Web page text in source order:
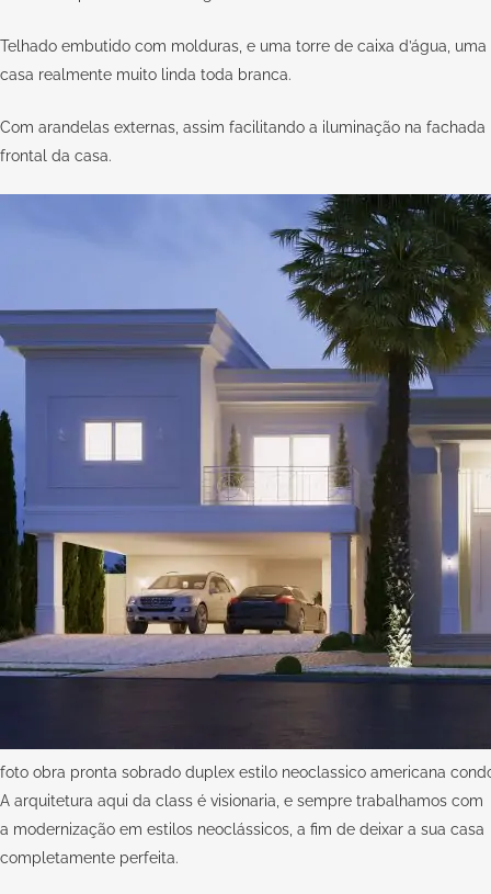
Telhado embutido com molduras, e uma torre de caixa d’água, uma
casa realmente muito linda toda branca.
Com arandelas externas, assim facilitando a iluminação na fachada
frontal da casa.
foto obra pronta sobrado duplex estilo neoclassico americana
A arquitetura aqui da class é visionaria, e sempre trabalhamos com
a modernização em estilos neoclássicos, a fim de deixar a sua casa
completamente perfeita.